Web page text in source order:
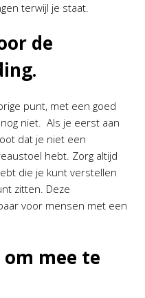
terwijl je staat.
de
punt, met een goed
niet. Als je eerst aan
dat je niet een
hebt. Zorg altijd
die je kunt verstellen
zitten. Deze
voor mensen met een
om mee te